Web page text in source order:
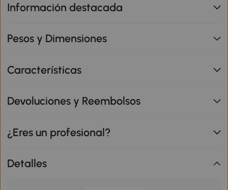
Información destacada
Pesos y Dimensiones
Características
Devoluciones y Reembolsos
¿Eres un profesional?
Detalles